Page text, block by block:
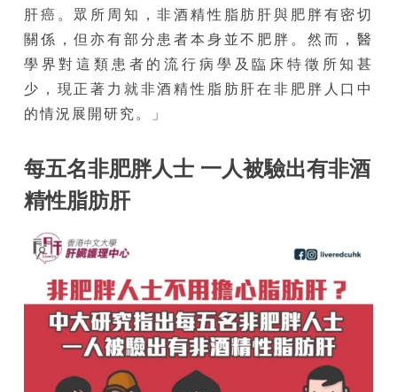
肝癌。眾所周知，非酒精性脂肪肝與肥胖有密切
關係，但亦有部分患者本身並不肥胖。然而，醫
學界對這類患者的流行病學及臨床特徵所知甚
少，現正著力就非酒精性脂肪肝在非肥胖人口中
的情況展開研究。」
每五名非肥胖人士 一人被驗出有非酒
精性脂肪肝